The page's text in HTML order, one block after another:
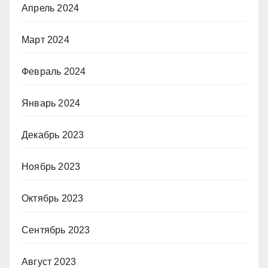
Апрель 2024
Март 2024
Февраль 2024
Январь 2024
Декабрь 2023
Ноябрь 2023
Октябрь 2023
Сентябрь 2023
Август 2023